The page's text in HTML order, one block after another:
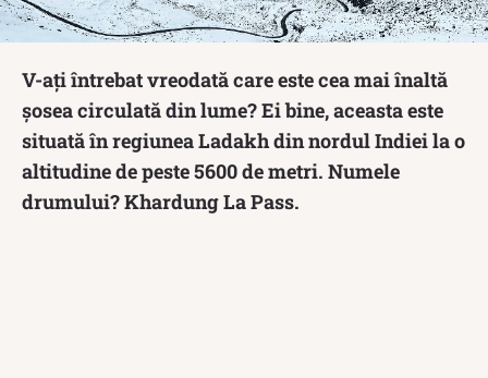
V-ați întrebat vreodată care este cea mai înaltă
șosea circulată din lume? Ei bine, aceasta este
situată în regiunea Ladakh din nordul Indiei la o
altitudine de peste 5600 de metri. Numele
drumului? Khardung La Pass.